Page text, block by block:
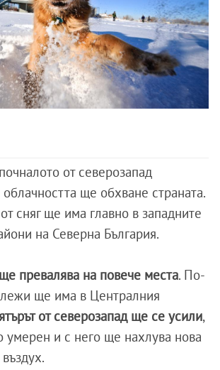
от северозапад
ще обхване страната.
сняг ще има главно в западните
на Северна България.
превалява на повече места. По-
ще има в Централния
от северозапад ще се усили,
и с него ще нахлува нова